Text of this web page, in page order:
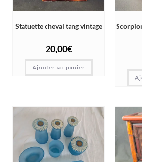
Statuette cheval tang vintage
20,00€
Ajouter au panier